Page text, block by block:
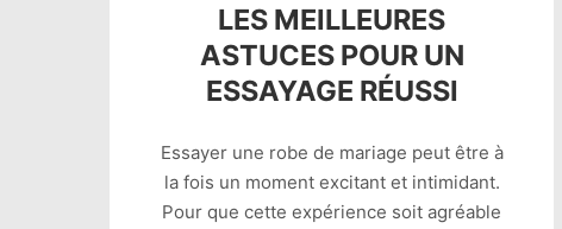
LES MEILLEURES
ASTUCES POUR UN
ESSAYAGE RÉUSSI
Essayer une robe de mariage peut être à
la fois un moment excitant et intimidant.
Pour que cette expérience soit agréable